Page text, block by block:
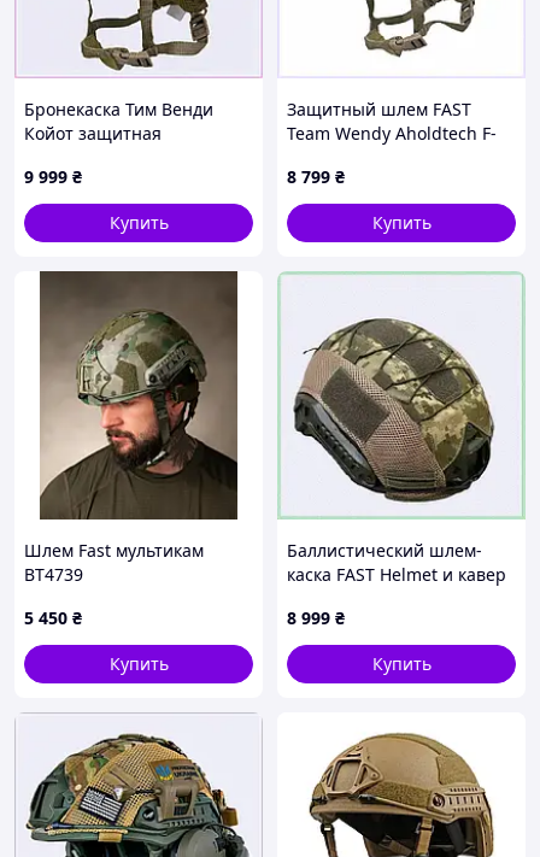
Бронекаска Тим Венди
Койот защитная
87649H1HC2
9 999 ₴
Купить
Защитный шлем FAST
Team Wendy Aholdtech F-
8 799 ₴
Купить
Шлем Fast мультикам
ВТ4739
5 450 ₴
Купить
Баллистический шлем-
каска FAST Helmet и кавер
8 999 ₴
Купить